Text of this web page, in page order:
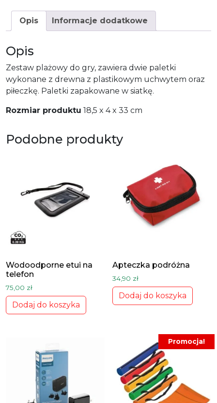
Opis Informacje dodatkowe
Opis
Zestaw plażowy do gry, zawiera dwie paletki
wykonane z drewna z plastikowym uchwytem oraz
piłeczkę. Paletki zapakowane w siatkę.
Rozmiar produktu 18,5 x 4 x 33 cm
Podobne produkty
Wodoodporne etui na
telefon
75,00 zł
Dodaj do koszyka
Apteczka podróżna
34,90 zł
Dodaj do koszyka
Promocja!